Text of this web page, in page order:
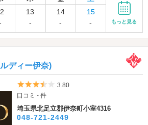
13
-
14
-
15
-
もっと見る
ディー伊奈)
5つ星のうち3.5
3.80
口コミ - 件
埼玉県北足立郡伊奈町小室4316
048-721-2449